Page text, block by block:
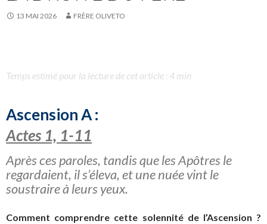
13 MAI 2026 FRÈRE OLIVETO
Temps estimé pour la lecture de cet article : 4 min
Ascension A :
Actes 1, 1-11
Après ces paroles, tandis que les Apôtres le
regardaient, il s’éleva, et une nuée vint le
soustraire à leurs yeux.
Comment comprendre cette solennité de l’Ascension ?